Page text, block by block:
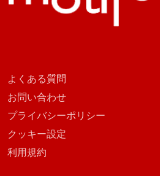
よくある質問
お問い合わせ
プライバシーポリシー
クッキー設定
利用規約